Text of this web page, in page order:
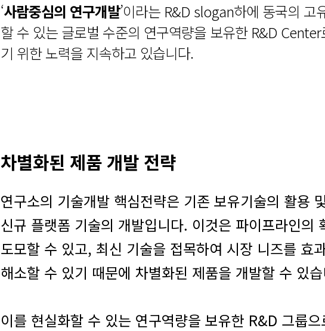
‘사람중심의 연구개발’이라는 R&D slogan하에 동국의 고
할 수 있는 글로벌 수준의 연구역량을 보유한 R&D
기 위한 노력을 지속하고 있습니다.
차별화된 제품 개발 전략
연구소의 기술개발 핵심전략은 기존 보유기술의 활용
신규 플랫폼 기술의 개발입니다. 이것은 파이프라인의
도모할 수 있고, 최신 기술을 접목하여 시장 니즈를 효
해소할 수 있기 때문에 차별화된 제품을 개발할 수 있
이를 현실화할 수 있는 연구역량을 보유한 R&D 그룹으